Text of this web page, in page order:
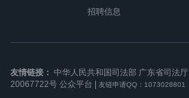
招聘信息
友情链接： 中华人民共和国司法部 广东省司法厅
20067722号 公众平台 友链申请QQ：1073028801